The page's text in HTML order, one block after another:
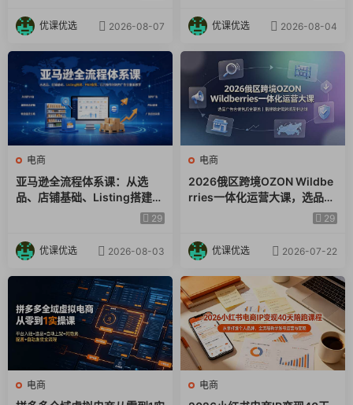
优课优选 2026-08-07 优课优选 2026-08-04
电商
亚马逊全流程体系课：从选
品、店铺基础、Listing搭建、
FBA备货、后台操作到站内广29
优课优选 2026-08-03
电商
2026俄区跨境OZON Wildbe
rries一体化运营大课，选品广
告仓储售后全覆盖，搭建稳定
29
优课优选 2026-07-22
电商 电商